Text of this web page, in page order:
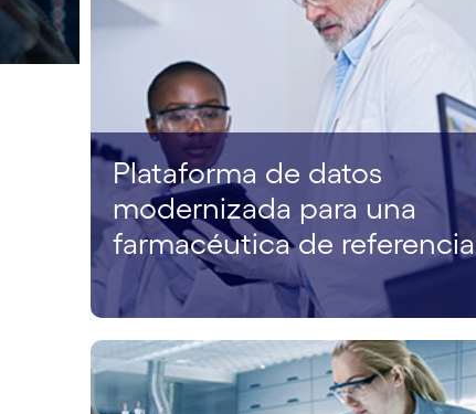
Plataforma de datos
modernizada para una
farmacéutica de referencia